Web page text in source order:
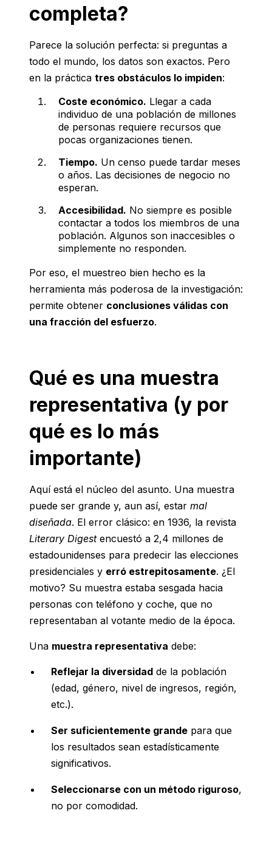
completa?
Parece la solución perfecta: si preguntas a
todo el mundo, los datos son exactos. Pero
en la práctica tres obstáculos lo impiden:
Coste económico. Llegar a cada
individuo de una población de millones
de personas requiere recursos que
pocas organizaciones tienen.
Tiempo. Un censo puede tardar meses
o años. Las decisiones de negocio no
esperan.
Accesibilidad. No siempre es posible
contactar a todos los miembros de una
población. Algunos son inaccesibles o
simplemente no responden.
Por eso, el muestreo bien hecho es la
herramienta más poderosa de la investigación:
permite obtener conclusiones válidas con
una fracción del esfuerzo.
Qué es una muestra
representativa (y por
qué es lo más
importante)
Aquí está el núcleo del asunto. Una muestra
puede ser grande y, aun así, estar mal
diseñada. El error clásico: en 1936, la revista
Literary Digestencuestó a 2,4 millones de
estadounidenses para predecir las elecciones
presidenciales y erró estrepitosamente. ¿El
motivo? Su muestra estaba sesgada hacia
personas con teléfono y coche, que no
representaban al votante medio de la época.
Una muestra representativa debe:
Reflejar la diversidad de la población
(edad, género, nivel de ingresos, región,
etc.).
Ser suficientemente grande para que
los resultados sean estadísticamente
significativos.
Seleccionarse con un método riguroso,
no por comodidad.